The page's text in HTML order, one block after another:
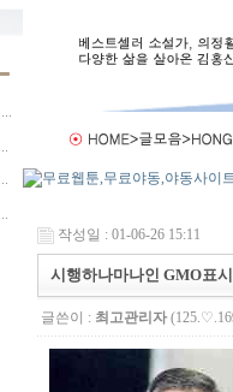
작성일 : 01-06-26 15:11
시행하나마나인 GMO표
글쓴이 : 최고관리자